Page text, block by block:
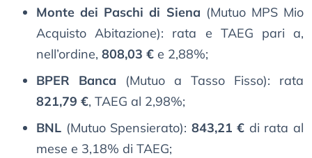
Monte dei Paschi di Siena (Mutuo MPS Mio
Acquisto Abitazione): rata e TAEG pari a,
nell’ordine, 808,03 € e 2,88%;
BPER Banca (Mutuo a Tasso Fisso): rata
821,79 €, TAEG al 2,98%;
BNL (Mutuo Spensierato): 843,21 € di rata al
mese e 3,18% di TAEG;